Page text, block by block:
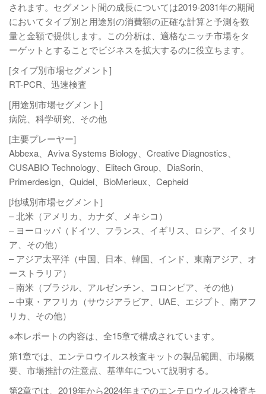
されます。セグメント間の成長については2019-2031年の期間
においてタイプ別と用途別の消費額の正確な計算と予測を数
量と金額で提供します。この分析は、適格なニッチ市場をタ
ーゲットとすることでビジネスを拡大するのに役立ちます。
[タイプ別市場セグメント]
RT-PCR、迅速検査
[用途別市場セグメント]
病院、科学研究、その他
[主要プレーヤー]
Abbexa、Aviva Systems Biology、Creative Diagnostics、
CUSABIO Technology、Elitech Group、DiaSorin、
Primerdesign、Quidel、BioMerieux、Cepheid
[地域別市場セグメント]
– 北米（アメリカ、カナダ、メキシコ）
– ヨーロッパ（ドイツ、フランス、イギリス、ロシア、イタリ
ア、その他）
– アジア太平洋（中国、日本、韓国、インド、東南アジア、オ
ーストラリア）
– 南米（ブラジル、アルゼンチン、コロンビア、その他）
– 中東・アフリカ（サウジアラビア、UAE、エジプト、南アフ
リカ、その他）
※本レポートの内容は、全15章で構成されています。
第1章では、エンテロウイルス検査キットの製品範囲、市場概
要、市場推計の注意点、基準年について説明する。
第2章では、2019年から2024年までのエンテロウイルス検査キ